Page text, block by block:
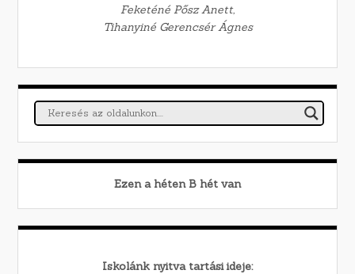
Feketéné Pősz Anett,
Tihanyiné Gerencsér Ágnes
Ezen a héten B hét van
Iskolánk nyitva tartási ideje: